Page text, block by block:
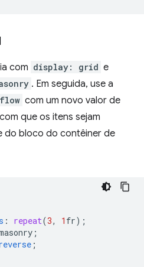
com display: grid e
. Em seguida, use a
com um novo valor de
que os itens sejam
do bloco do contêiner de
: repeat(3, 1 fr);
;
;